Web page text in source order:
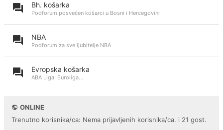
Bh. košarka
Podforum posvećen košarci u Bosni i Hercegovini
NBA
Podforum za sve ljubitelje NBA
Evropska košarka
ABA Liga, Euroliga...
ONLINE
Trenutno korisnika/ca: Nema prijavljenih korisnika/ca. i 21 gost.